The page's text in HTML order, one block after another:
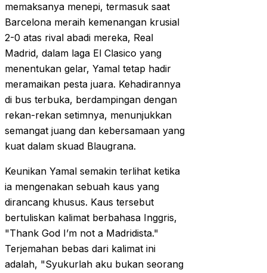
memaksanya menepi, termasuk saat
Barcelona meraih kemenangan krusial
2-0 atas rival abadi mereka, Real
Madrid, dalam laga El Clasico yang
menentukan gelar, Yamal tetap hadir
meramaikan pesta juara. Kehadirannya
di bus terbuka, berdampingan dengan
rekan-rekan setimnya, menunjukkan
semangat juang dan kebersamaan yang
kuat dalam skuad Blaugrana.
Keunikan Yamal semakin terlihat ketika
ia mengenakan sebuah kaus yang
dirancang khusus. Kaus tersebut
bertuliskan kalimat berbahasa Inggris,
"Thank God I’m not a Madridista."
Terjemahan bebas dari kalimat ini
adalah, "Syukurlah aku bukan seorang